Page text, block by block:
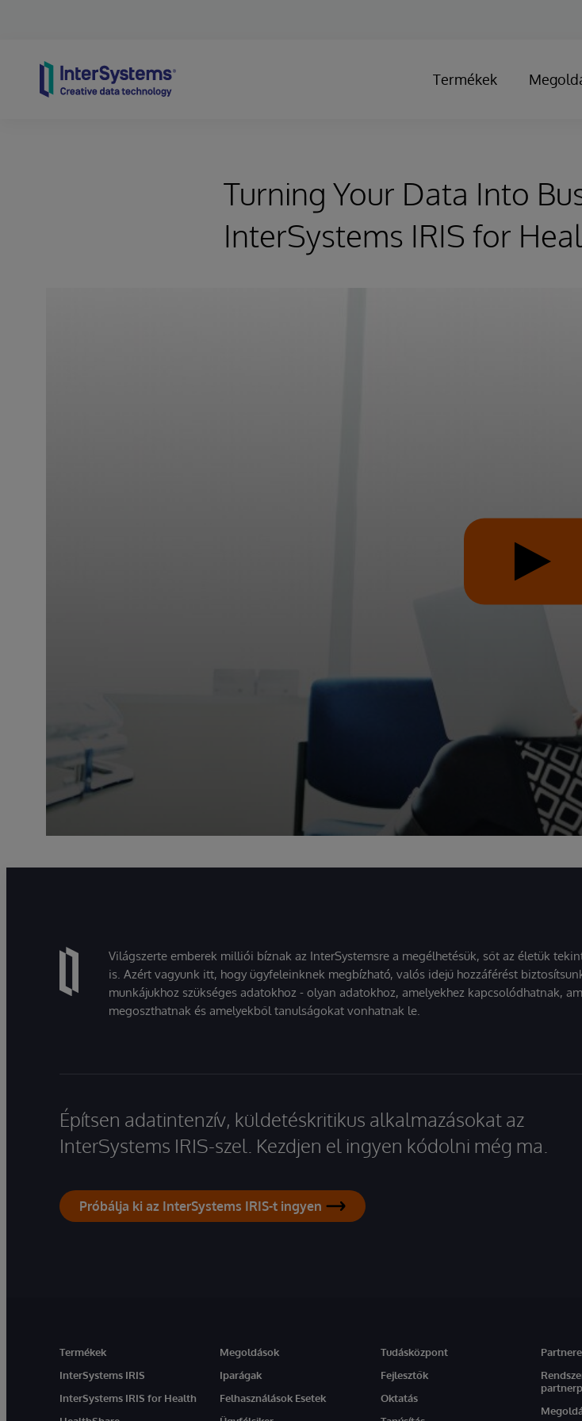
Termékek
Turning Your Data Into
InterSystems IRIS for
Világszerte emberek milliói bíznak az InterSystemsre a megélhetésük, sőt az életük
is. Azért vagyunk itt, hogy ügyfeleinknek megbízható, valós idejű hozzáférést
munkájukhoz szükséges adatokhoz - olyan adatokhoz, amelyekhez kapcsolódhatnak,
megoszthatnak és amelyekből tanulságokat vonhatnak le.
Építsen adatintenzív, küldetéskritikus alkalmazásokat az
InterSystems IRIS-szel. Kezdjen el ingyen kódolni még ma.
Próbálja ki az InterSystems IRIS-t ingyen
Termékek
InterSystems IRIS
InterSystems IRIS for Health
Megoldások
Iparágak
Felhasználások Esetek
Tudásközpont
Fejlesztők
Oktatás